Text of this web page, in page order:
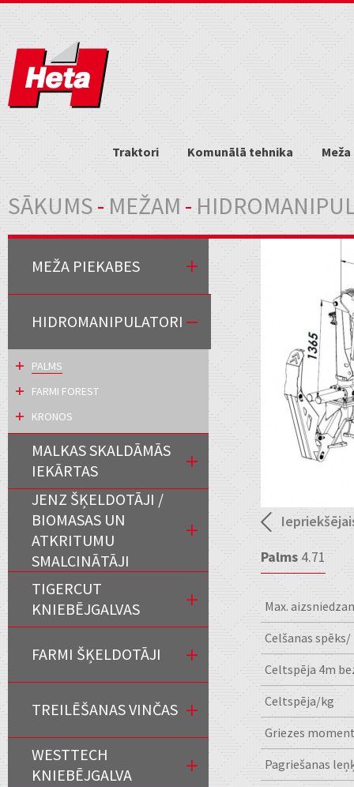
Traktori Komunālā tehnika
Jūs atrodaties šeit
SĀKUMS- MEŽAM-
Palms4.71
Max.
Celšanas
Celtspēja 4m
Celtspēja/kg
Griezes
Pagriešanas
MEŽA PIEKABES
HIDROMANIPULATORI
PALMS
FARMI FOREST
KRONOS
MALKAS SKALDĀMĀS
IEKĀRTAS
JENZ ŠĶELDOTĀJI /
BIOMASAS UN
ATKRITUMU
SMALCINĀTĀJI
TIGERCUT
KNIEBĒJGALVAS
FARMI ŠĶELDOTĀJI
TREILĒŠANAS VINČAS
WESTTECH
KNIEBĒJGALVA